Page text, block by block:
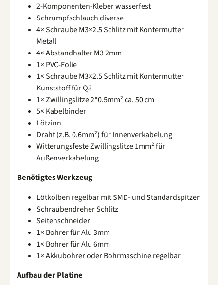
2-Komponenten-Kleber wasserfest
Schrumpfschlauch diverse
4× Schraube M3×2.5 Schlitz mit Kontermutter
Metall
4× Abstandhalter M3 2mm
1× PVC-Folie
1× Schraube M3×2.5 Schlitz mit Kontermutter
Kunststoff für Q3
1× Zwillingslitze 2*0.5mm² ca. 50 cm
5× Kabelbinder
Lötzinn
Draht (z.B. 0.6mm²) für Innenverkabelung
Witterungsfeste Zwillingslitze 1mm² für
Außenverkabelung
Benötigtes Werkzeug
Lötkolben regelbar mit SMD- und Standardspitzen
Schraubendreher Schlitz
Seitenschneider
1× Bohrer für Alu 3mm
1× Bohrer für Alu 6mm
1× Akkubohrer oder Bohrmaschine regelbar
Aufbau der Platine